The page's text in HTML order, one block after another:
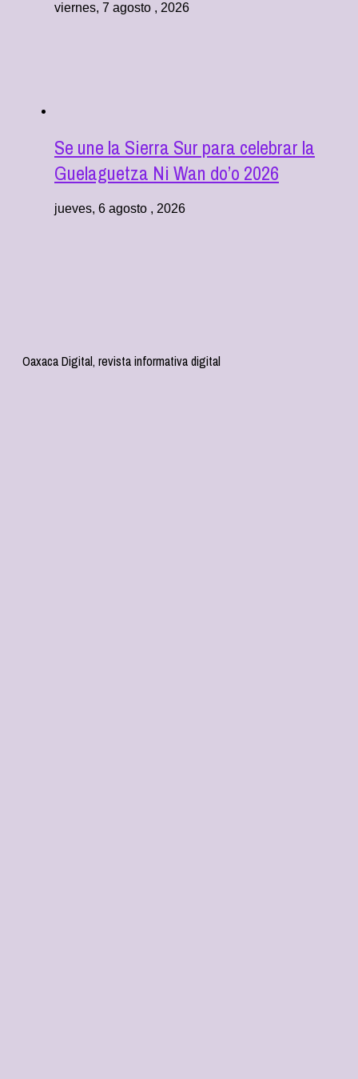
viernes, 7 agosto , 2026
Se une la Sierra Sur para celebrar la
Guelaguetza Ni Wan do’o 2026
jueves, 6 agosto , 2026
Oaxaca Digital, revista informativa digital